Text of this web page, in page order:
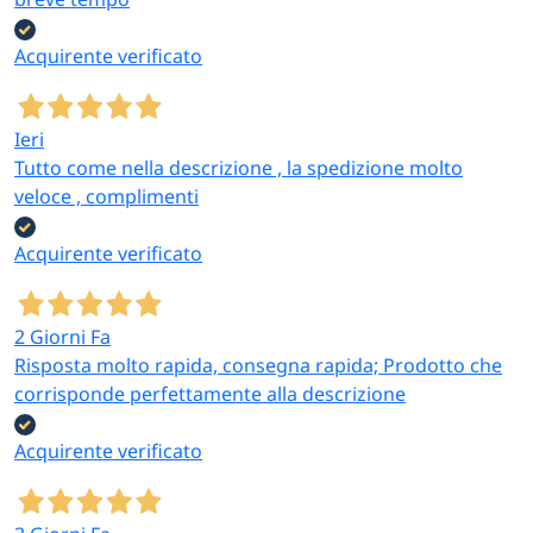
tradizionali
per forno a legna,
spianatoia, cartoni pizza
per asporto
pizza al metro
Pizzerie da asporto e
delivery
Cartoni pizza in tutti i
formati, scatole fritti,
set servizio per
consegna a domicilio
Set pietra pizza
compatti, piatti
melamina infrangibili,
Acquirente verificato
Ieri
Tutto come nella descrizione , la spedizione molto
veloce , complimenti
Acquirente verificato
2 Giorni Fa
Risposta molto rapida, consegna rapida; Prodotto che
corrisponde perfettamente alla descrizione
Acquirente verificato